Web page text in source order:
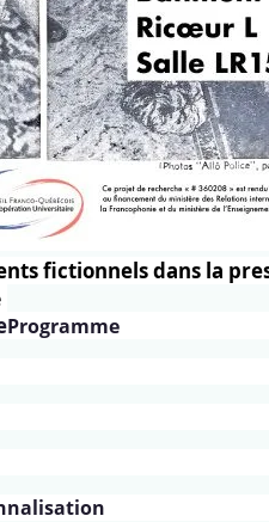
fictionnels dans la
Programme